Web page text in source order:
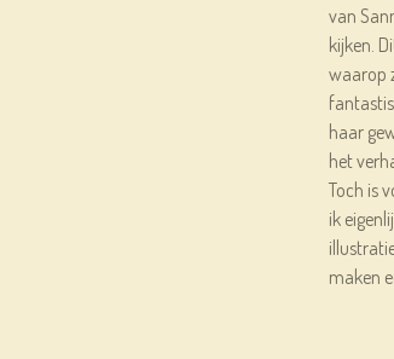
van
kijken.
waarop
haar
het
Toch is
ik
maken